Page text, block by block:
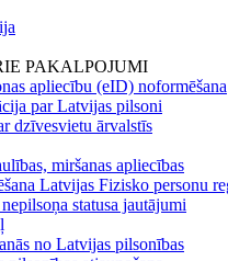
PAKALPOJUMI
apliecību (eID) noformēšana
par Latvijas pilsoni
dzīvesvietu ārvalstīs
miršanas apliecības
Latvijas Fizisko personu
statusa jautājumi
no Latvijas pilsonības